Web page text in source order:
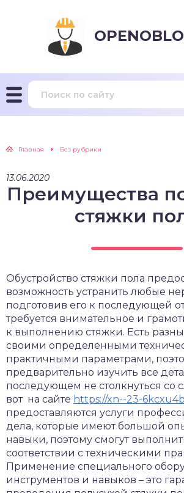
Главная Без рубрики
13.06.2020
Преимущества
стяжки
Обустройство стяжки пола
возможность устранить любые
подготовив его к последующей
требуется внимательное и
к выполнению стяжки. Есть
своими определенными
практичными параметрами,
предварительно изучить все
последующем не столкнуться со
вот на сайте https://xn--23-
предоставляются услуги
дела, которые имеют большой
навыки, поэтому смогут
соответствии с техническими
Применение специального
инструментов и навыков – это